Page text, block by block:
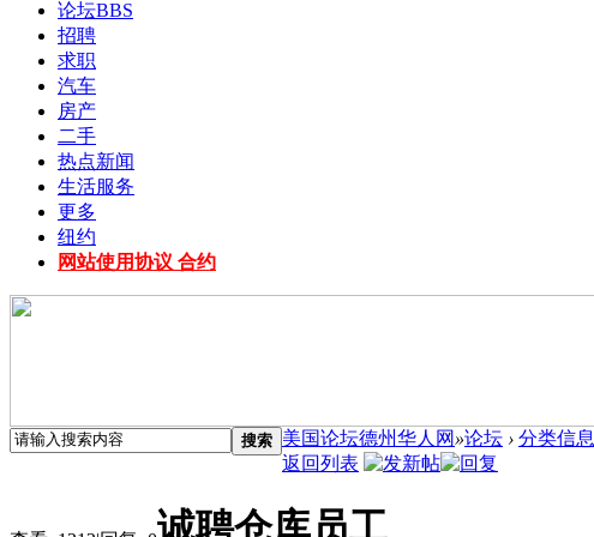
论坛BBS
招聘
求职
汽车
房产
二手
热点新闻
生活服务
更多
纽约
网站使用协议 合约
搜索 美国论坛德州华人网 »论坛 › 分类信息
返回列表
诚聘仓库员工